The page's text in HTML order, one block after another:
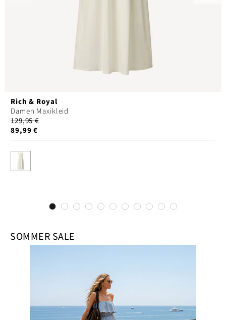
Rich & Royal
Damen Maxikleid
129,95 €
89,99 €
SOMMER SALE